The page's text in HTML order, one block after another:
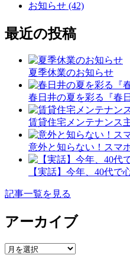
お知らせ (42)
最近の投稿
夏季休業のお知らせ
春日井の夏を彩る『春
賃貸住宅メンテナンス
意外と知らない！スマ
【実話】今年、40代
記事一覧を見る
アーカイブ
ア